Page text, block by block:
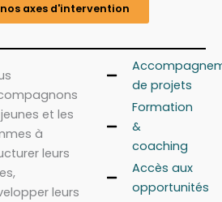
axes d'intervention
et les
à
leurs
leurs
de projets
Formation
&
coaching
Accès aux
opportunités